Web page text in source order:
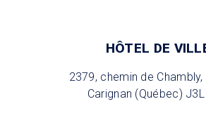
HÔTEL DE
2379, chemin de Chambly,
Carignan (Québec)